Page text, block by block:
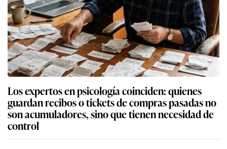
Los expertos en psicología coinciden: quienes
guardan recibos o tickets de compras pasadas no
son acumuladores, sino que tienen necesidad de
control